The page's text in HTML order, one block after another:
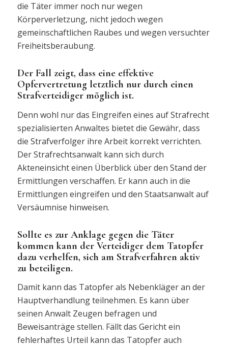
die Täter immer noch nur wegen
Körperverletzung, nicht jedoch wegen
gemeinschaftlichen Raubes und wegen versuchter
Freiheitsberaubung.
Der Fall zeigt, dass eine effektive
Opfervertretung letztlich nur durch einen
Strafverteidiger möglich ist.
Denn wohl nur das Eingreifen eines auf Strafrecht
spezialisierten Anwaltes bietet die Gewähr, dass
die Strafverfolger ihre Arbeit korrekt verrichten.
Der Strafrechtsanwalt kann sich durch
Akteneinsicht einen Überblick über den Stand der
Ermittlungen verschaffen. Er kann auch in die
Ermittlungen eingreifen und den Staatsanwalt auf
Versäumnise hinweisen.
Sollte es zur Anklage gegen die Täter
kommen kann der Verteidiger dem Tatopfer
dazu verhelfen, sich am Strafverfahren aktiv
zu beteiligen.
Damit kann das Tatopfer als Nebenkläger an der
Hauptverhandlung teilnehmen. Es kann über
seinen Anwalt Zeugen befragen und
Beweisanträge stellen. Fällt das Gericht ein
fehlerhaftes Urteil kann das Tatopfer auch